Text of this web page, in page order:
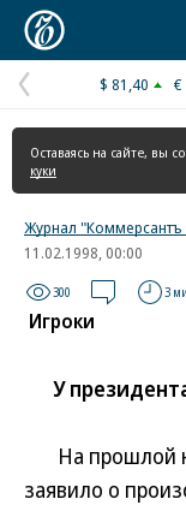
Предыдущая
страница
$ 81,40 €
Оставаясь на сайте, вы
куки
Журнал "Коммерсантъ
11.02.1998, 00:00
300 3
Игроки
У
На прошлой
заявило о